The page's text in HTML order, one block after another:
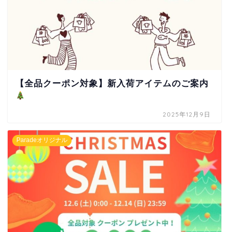
【全品クーポン対象】新入荷アイテムのご案内
2025年12月9日
Paradeオリジナル